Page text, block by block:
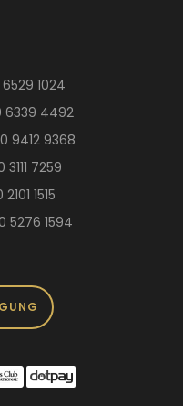
1024
6339 4492
9412 9368
7259
1515
5276 1594